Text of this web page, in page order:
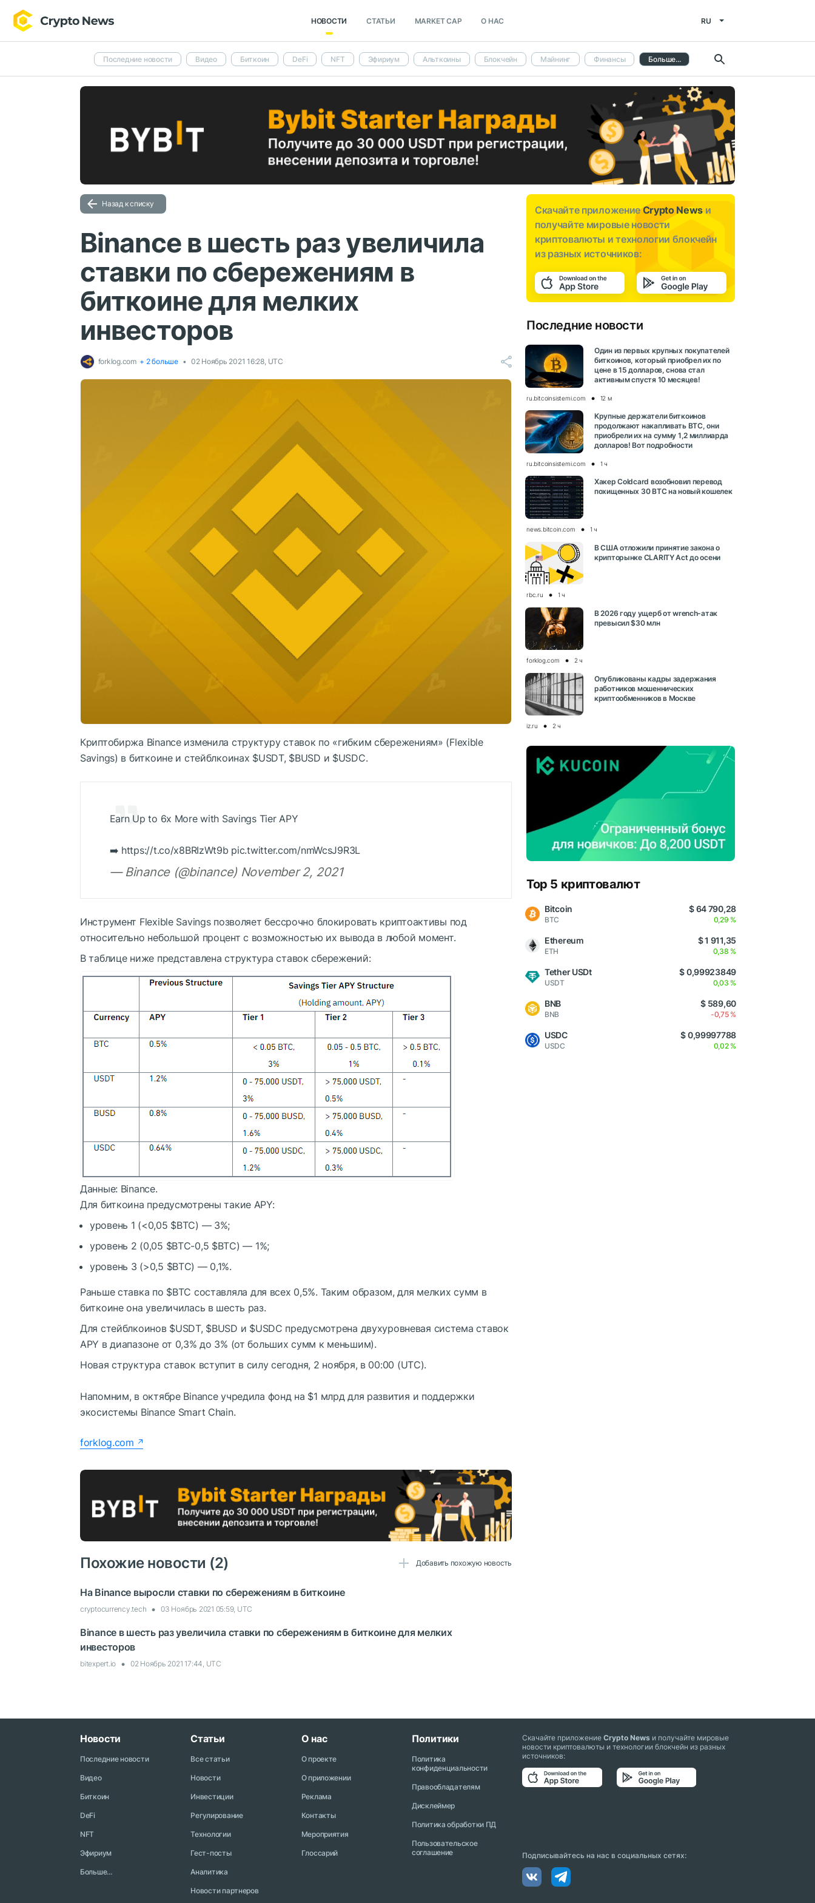
НОВОСТИ СТАТЬИ MARKET CAP О НАС RU
Последние новости Видео Биткоин DeFi NFT Эфириум Альткоины Блокчейн Майнинг Финансы Больше...
Назад к списку
Binance в шесть раз увеличила
ставки по сбережениям в
биткоине для мелких
инвесторов
forklog.com + 2 больше 02 Ноябрь 2021 16:28, UTC
Криптобиржа Binance изменила структуру ставок по «гибким сбережениям» (Flexible
Savings) в биткоине и стейблкоинах $USDT, $BUSD и $USDC.
Earn Up to 6x More with Savings Tier APY
➡️ https://t.co/x8BRIzWt9b pic.twitter.com/nmWcsJ9R3L
— Binance (@binance) November 2, 2021
Инструмент Flexible Savings позволяет бессрочно блокировать криптоактивы под
относительно небольшой процент с возможностью их вывода в любой момент.
В таблице ниже представлена структура ставок сбережений:
Данные: Binance.
Для биткоина предусмотрены такие APY:
уровень 1 (<0,05 $BTC) — 3%;
уровень 2 (0,05 $BTC-0,5 $BTC) — 1%;
уровень 3 (>0,5 $BTC) — 0,1%.
Раньше ставка по $BTC составляла для всех 0,5%. Таким образом, для мелких сумм в
биткоине она увеличилась в шесть раз.
Для стейблкоинов $USDT, $BUSD и $USDC предусмотрена двухуровневая система ставок
APY в диапазоне от 0,3% до 3% (от больших сумм к меньшим).
Новая структура ставок вступит в силу сегодня, 2 ноября, в 00:00 (UTC).
Напомним, в октябре Binance учредила фонд на $1 млрд для развития и поддержки
экосистемы Binance Smart Chain.
forklog.com
Похожие новости (2) Добавить похожую новость
На Binance выросли ставки по сбережениям в биткоине
cryptocurrency.tech 03 Ноябрь 2021 05:59, UTC
Binance в шесть раз увеличила ставки по сбережениям в биткоине для мелких
инвесторов
bitexpert.io 02 Ноябрь 2021 17:44, UTC
Скачайте приложениеCrypto News и
получайте мировые новости
криптовалюты и технологии блокчейн
из разных источников:
Последние новости
Один из первых крупных покупателей
биткоинов, который приобрел их по
цене в 15 долларов, снова стал
активным спустя 10 месяцев!
ru.bitcoinsistemi.com 12 м
Крупные держатели биткоинов
продолжают накапливать BTC, они
приобрели их на сумму 1,2 миллиарда
долларов! Вот подробности
ru.bitcoinsistemi.com 1 ч
Хакер Coldcard возобновил перевод
похищенных 30 BTC на новый кошелек
news.bitcoin.com 1 ч
В США отложили принятие закона о
крипторынке CLARITY Act до осени
rbc.ru 1 ч
В 2026 году ущерб от wrench-атак
превысил $30 млн
forklog.com 2 ч
Опубликованы кадры задержания
работников мошеннических
криптообменников в Москве
iz.ru 2 ч
Top 5 криптовалют
Bitcoin
BTC
$ 64 790,28
0,29 %
Ethereum
ETH
$ 1 911,35
0,38 %
Tether USDt
USDT
$ 0,99923849
0,03 %
BNB
BNB
$ 589,60
-0,75 %
USDC
USDC
$ 0,99997788
0,02 %
Новости
Последние новости
Видео
Биткоин
DeFi
NFT
Эфириум
Больше...
Статьи
Все статьи
Новости
Инвестиции
Регулирование
Технологии
Гест-посты
Аналитика
Новости партнеров
О нас
О проекте
О приложении
Реклама
Контакты
Мероприятия
Глоссарий
Политики
Политика
конфиденциальности
Правообладателям
Дисклеймер
Политика обработки ПД
Пользовательское
соглашение
Скачайте приложениеCrypto News и получайте мировые
новости криптовалюты и технологии блокчейн из разных
источников:
Подписывайтесь на нас в социальных сетях: